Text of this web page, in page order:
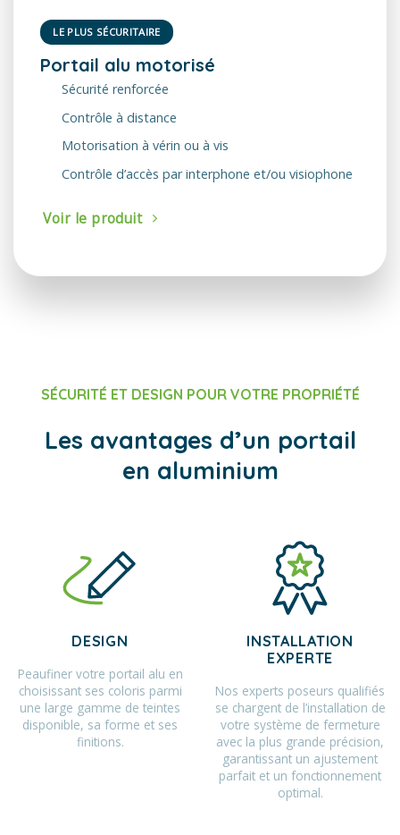
LE PLUS SÉCURITAIRE
Portail alu motorisé
Sécurité renforcée
Contrôle à distance
Motorisation à vérin ou à vis
Contrôle d’accès par interphone et/ou visiophone
Voir le produit
SÉCURITÉ ET DESIGN POUR VOTRE PROPRIÉTÉ
Les avantages d’un portail
en aluminium
DESIGN
Peaufiner votre portail alu en
choisissant ses coloris parmi
une large gamme de teintes
disponible, sa forme et ses
finitions.
INSTALLATION
EXPERTE
Nos experts poseurs qualifiés
se chargent de l’installation de
votre système de fermeture
avec la plus grande précision,
garantissant un ajustement
parfait et un fonctionnement
optimal.